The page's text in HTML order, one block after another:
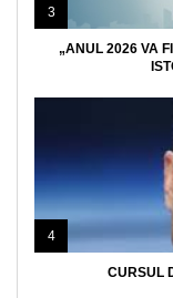
3
„ANUL 2026 VA
4
CURSUL